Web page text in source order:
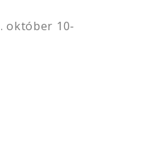
október 10-